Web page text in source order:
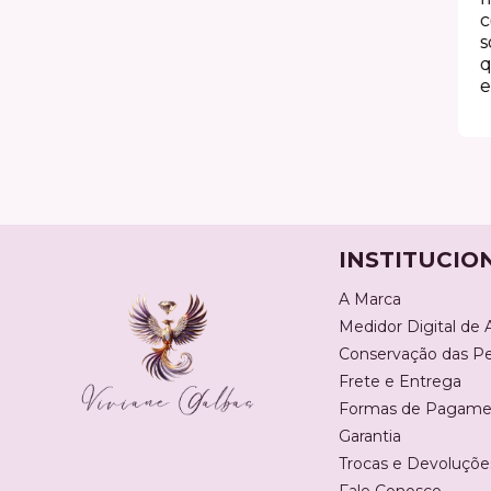
A Marca
Medidor Digital de
Conservação das
Frete e Entrega
Formas de
Garantia
Trocas e